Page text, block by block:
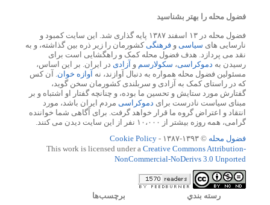
فضول محله را بهتر بشناسید
فضول محله در ۱۳ اسفند ۱۳۸۷ پایه گذاری شد. این سایت کمبود و
نارسایی های سیاسی و فرهنگیکشورمان را زیر ذره بین گذاشته، و به
نقد می پردازد. هدف فضول محله کمک و راهگشایی است برای
رسیدن به دموکراسی، سکولارسم و آزادی در ایران. بر این اساس،
مسئولین فضول محله همواره به دنبال آوازند، نه آوازه خوان. آن کس
که در راستای کمک به آزادی و سربلندی کشورمان سخن گوید،
گفتارش مورد ستایش و تحسین ما بوده، و چنانچه گفتار او اشتباه و بر
مبنای سیاست نادرست برای دموکراسی مردم ایران باشد، مورد
انتقاد و اعتراض گروه ما قرار خواهد گرفت. برای آگاهی شما خواننده
گرامی، همه روزه بیشتر از ۱۰،۰۰۰ نفر از این سایت دیدن می کنند.
فضول محله © ۱۳۹۳-۱۳۸۷ -
Cookie Policy
This work is licensed under a Creative Commons Attribution-
NonCommercial-NoDerivs 3.0 Unported
رسته بندي برچسب‌ها